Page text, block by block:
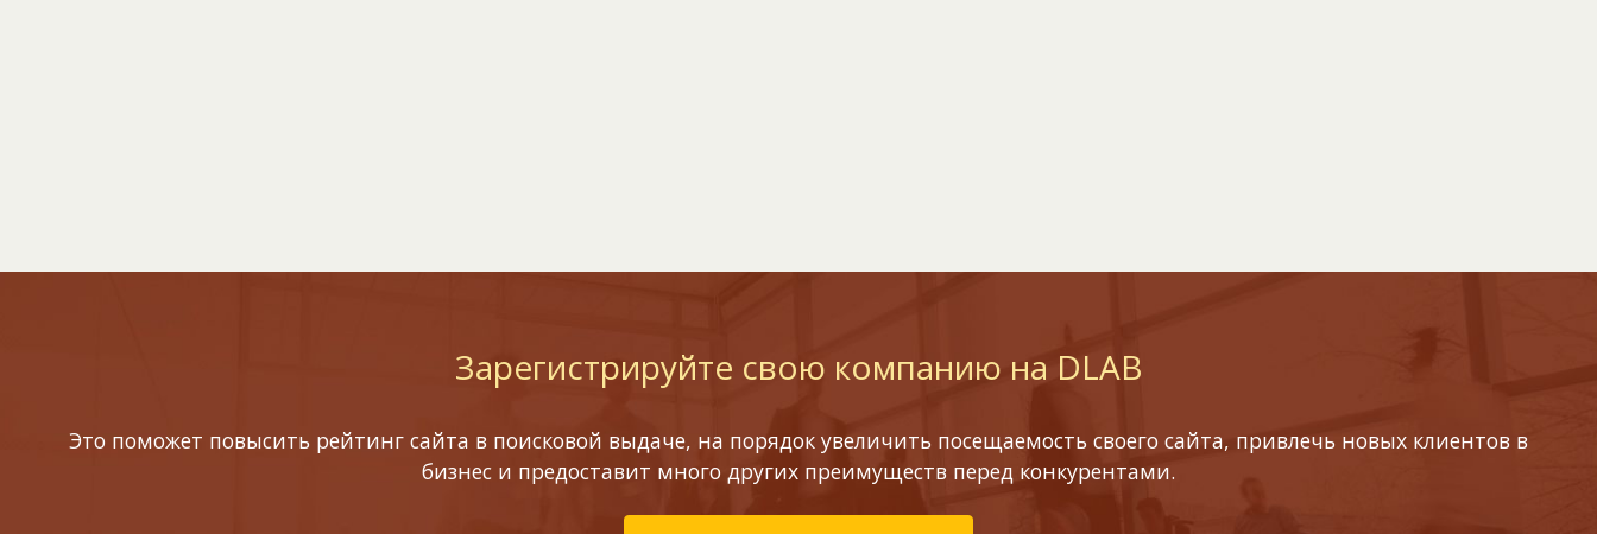
Зарегистрируйте свою компанию на DLAB
Это поможет повысить рейтинг сайта в поисковой выдаче, на порядок увеличить посещаемость своего сайта, привлечь новых клиентов в
бизнес и предоставит много других преимуществ перед конкурентами.